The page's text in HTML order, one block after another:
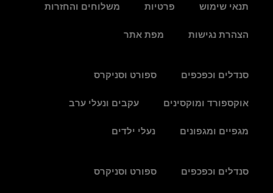
תנאי שימוש פרטיות משלוחים והחזרות
הצהרת נגישות מפת אתר
סנדלים וכפכפים ספורט וסניקרס
אוקספורד ומוקסינים עקבים ונעלי ערב
מגפיים ומגפונים נעלי ילדים
סנדלים וכפכפים ספורט וסניקרס